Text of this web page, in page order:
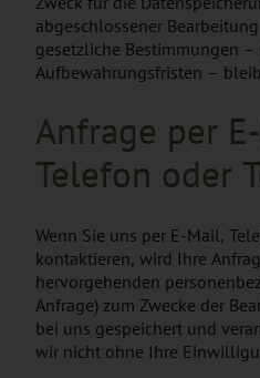
abgeschlossener
gesetzliche Bestimmungen
Aufbewahrungsfristen –
Anfrage per
Telefon oder
Wenn Sie uns per E-Mail,
kontaktieren, wird Ihre
hervorgehenden
Anfrage) zum Zwecke der
bei uns gespeichert und
wir nicht ohne Ihre